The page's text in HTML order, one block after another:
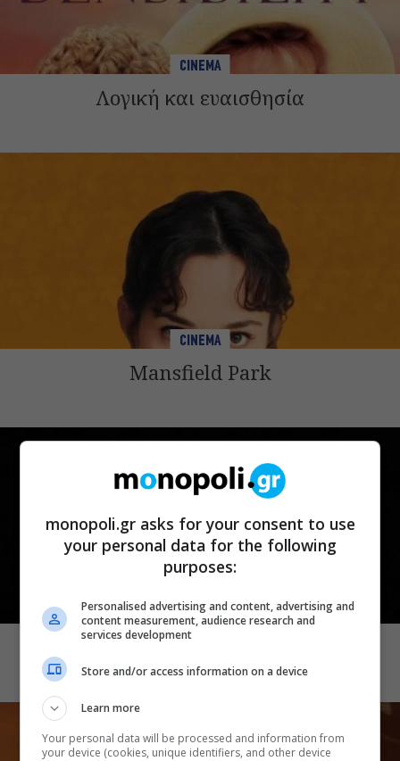
CINEMA
Λογική και ευαισθησία
CINEMA
Mansfield Park
CINEMA
Demons 2
monopoli.gr asks for your consent to use
your personal data for the following
purposes:
Personalised advertising and content, advertising and
content measurement, audience research and
services development
Store and/or access information on a device
Learn more
Your personal data will be processed and information from
your device (cookies, unique identifiers, and other device